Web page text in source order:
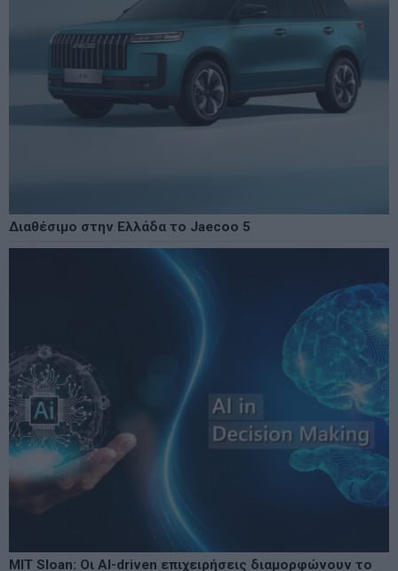
Διαθέσιμο στην Ελλάδα το Jaecoo 5
MIT Sloan: Οι AI-driven επιχειρήσεις διαμορφώνουν το